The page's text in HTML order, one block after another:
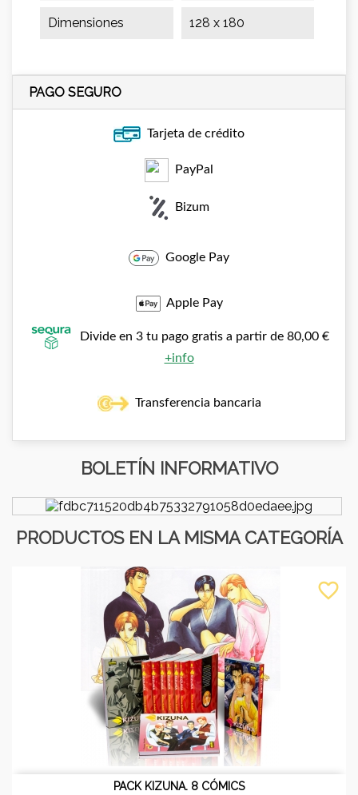
Dimensiones 128 x 180
PAGO SEGURO
Tarjeta de crédito
PayPal
Bizum
Google Pay
Apple Pay
Divide en 3 tu pago gratis a partir de 80,00 €
+info
Transferencia bancaria
BOLETÍN INFORMATIVO
PRODUCTOS EN LA MISMA CATEGORÍA
PACK KIZUNA. 8 CÓMICS
favorite_border